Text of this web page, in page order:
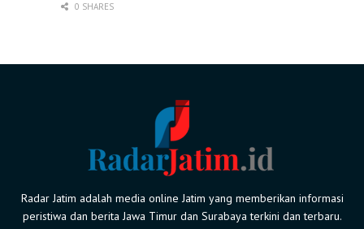
0 SHARES
Radar Jatim adalah media online Jatim yang memberikan informasi
peristiwa dan berita Jawa Timur dan Surabaya terkini dan terbaru.